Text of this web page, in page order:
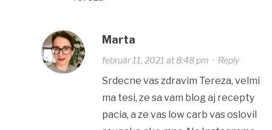
Marta
február 11, 2021 at 8:48 pm · Reply
Srdecne vas zdravim Tereza, velmi
ma tesi, ze sa vam blog aj recepty
pacia, a ze vas low carb vas oslovil